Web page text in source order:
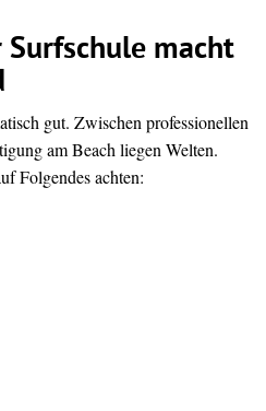
macht
gut. Zwischen professionellen
am Beach liegen Welten.
Folgendes achten: